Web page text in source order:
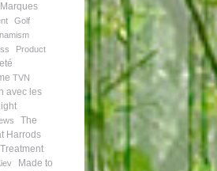
Marques
Golf
Product
TVN
avec les
The
Harrods
Made to